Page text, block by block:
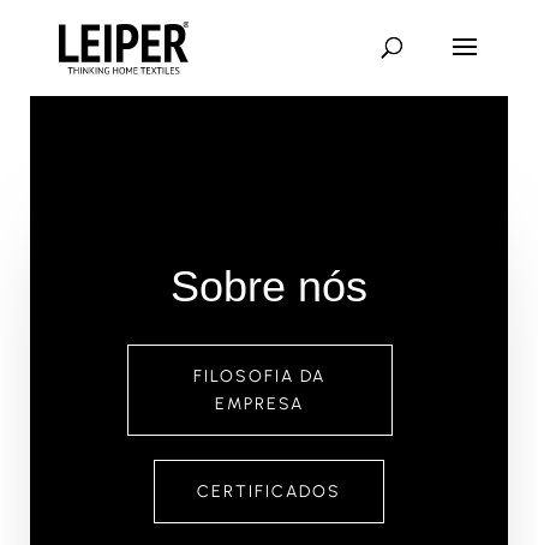
Sobre nós
FILOSOFIA DA
EMPRESA
CERTIFICADOS